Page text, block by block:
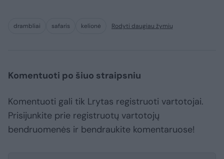
drambliai safaris kelionė Rodyti daugiau žymių
Komentuoti po šiuo straipsniu
Komentuoti gali tik Lrytas registruoti vartotojai.
Prisijunkite prie registruotų vartotojų
bendruomenės ir bendraukite komentaruose!